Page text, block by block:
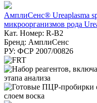
АмплиСенс® Ureaplasma
микроорганизмов рода
Кат. Номер: R-B2
Бренд: АмплиСенс
РУ: ФСР 2007/00826